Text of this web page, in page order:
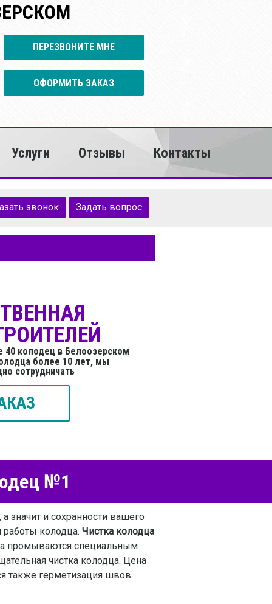
ПЕРЕЗВОНИТЕ МНЕ
ОФОРМИТЬ ЗАКАЗ
Услуги Отзывы Контакты
звонок Задать вопрос
колодец в Белоозерском
более 10 лет, мы
сотрудничать
№1
значит и сохранности вашего
колодца. Чистка колодца
промываются специальным
чистка колодца. Цена
также герметизация швов